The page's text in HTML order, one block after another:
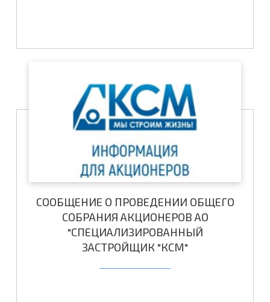
СООБЩЕНИЕ О ПРОВЕДЕНИИ ОБЩЕГО
СОБРАНИЯ АКЦИОНЕРОВ АО
"СПЕЦИАЛИЗИРОВАННЫЙ
ЗАСТРОЙЩИК "КСМ"